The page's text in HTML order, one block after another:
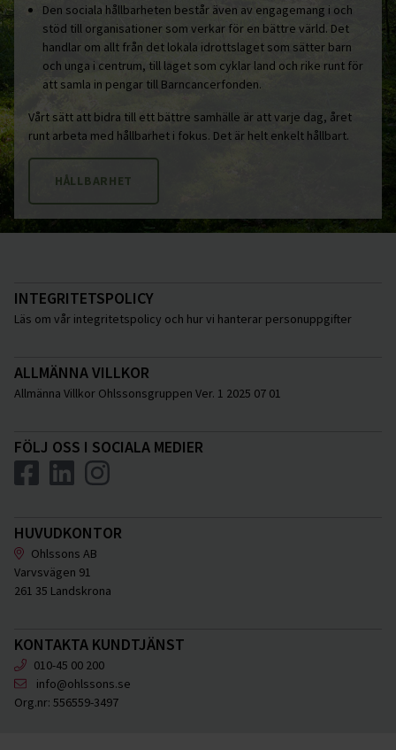
Den sociala hållbarheten består även av engagemang i och
stöd till organisationer som verkar för en bättre värld. Det
handlar om allt från det lokala idrottslaget som sätter barn
och unga i centrum, till laget som cyklar land och rike runt för
att samla in pengar till Barncancerfonden.
Vårt sätt att bidra till ett bättre samhälle är att varje dag, året
runt arbeta med hållbarhet i fokus. Det är helt enkelt hållbart.
HÅLLBARHET
INTEGRITETSPOLICY
Läs om vår integritetspolicy och hur vi hanterar personuppgifter
ALLMÄNNA VILLKOR
Allmänna Villkor Ohlssonsgruppen Ver. 1 2025 07 01
FÖLJ OSS I SOCIALA MEDIER
HUVUDKONTOR
Ohlssons AB
Varvsvägen 91
261 35 Landskrona
KONTAKTA KUNDTJÄNST
010-45 00 200
info@ohlssons.se
Org.nr: 556559-3497